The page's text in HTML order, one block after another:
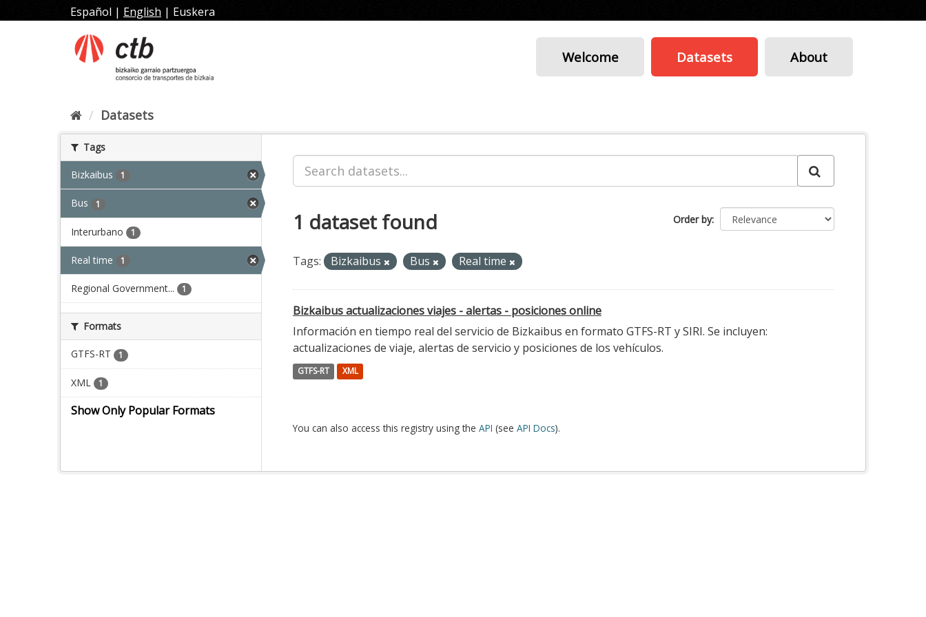
to
Español | English | Euskera
Welcome Datasets About
Datasets
Tags
Bizkaibus 1
Bus 1
Interurbano 1
Real time 1
Regional Government... 1
Formats
GTFS-RT 1
XML 1
Show Only Popular Formats
Order by
1 dataset found
Tags: Bizkaibus Bus Real time
Bizkaibus actualizaciones viajes - alertas - posiciones online
Información en tiempo real del servicio de Bizkaibus en formato GTFS-RT y SIRI. Se incluyen:
actualizaciones de viaje, alertas de servicio y posiciones de los vehículos.
GTFS-RT XML
You can also access this registry using the API (see API Docs).